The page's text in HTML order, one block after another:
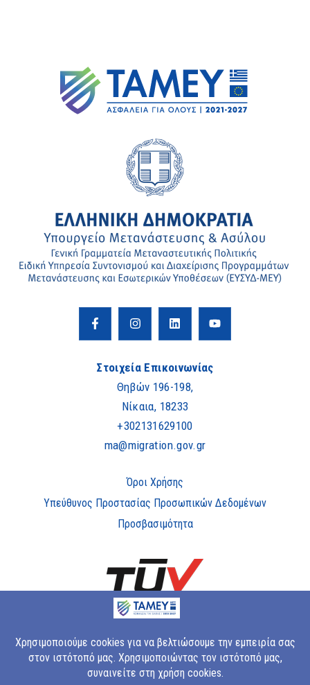
Στοιχεία Επικοινωνίας
Θηβών 196-198,
Νίκαια, 18233
+302131629100
ma@migration.gov.gr
Όροι Χρήσης
Υπεύθυνος Προστασίας Προσωπικών Δεδομένων
Προσβασιμότητα